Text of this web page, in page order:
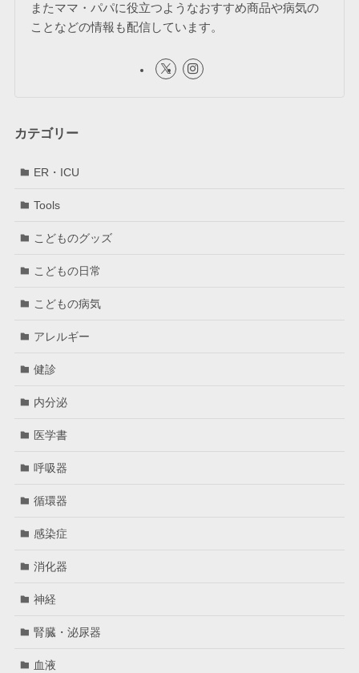
またママ・パパに役立つようなおすすめ商品や病気の
ことなどの情報も配信しています。
カテゴリー
ER・ICU
Tools
こどものグッズ
こどもの日常
こどもの病気
アレルギー
健診
内分泌
医学書
呼吸器
循環器
感染症
消化器
神経
腎臓・泌尿器
血液